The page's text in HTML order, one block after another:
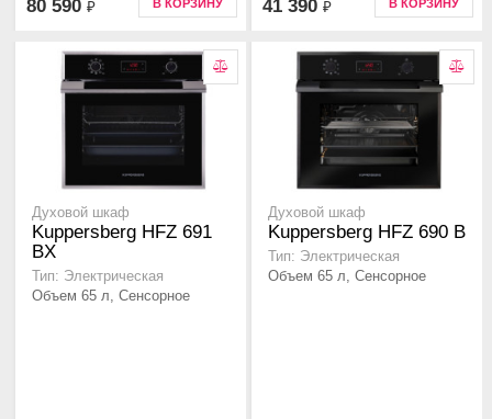
80 590 ₽ В КОРЗИНУ 41 390 ₽ В КОРЗИНУ
Духовой шкаф
Kuppersberg HFZ 691
BX
Тип: Электрическая
Объем 65 л, Сенсорное
Духовой шкаф
Kuppersberg HFZ 690 B
Тип: Электрическая
Объем 65 л, Сенсорное